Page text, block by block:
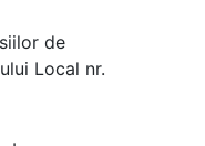
de
Local nr.